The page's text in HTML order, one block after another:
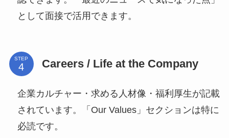
として面接で活用できます。
STEP Careers / Life at the Company
企業カルチャー・求める人材像・福利厚生が記載
されています。「Our Values」セクションは特に
必読です。